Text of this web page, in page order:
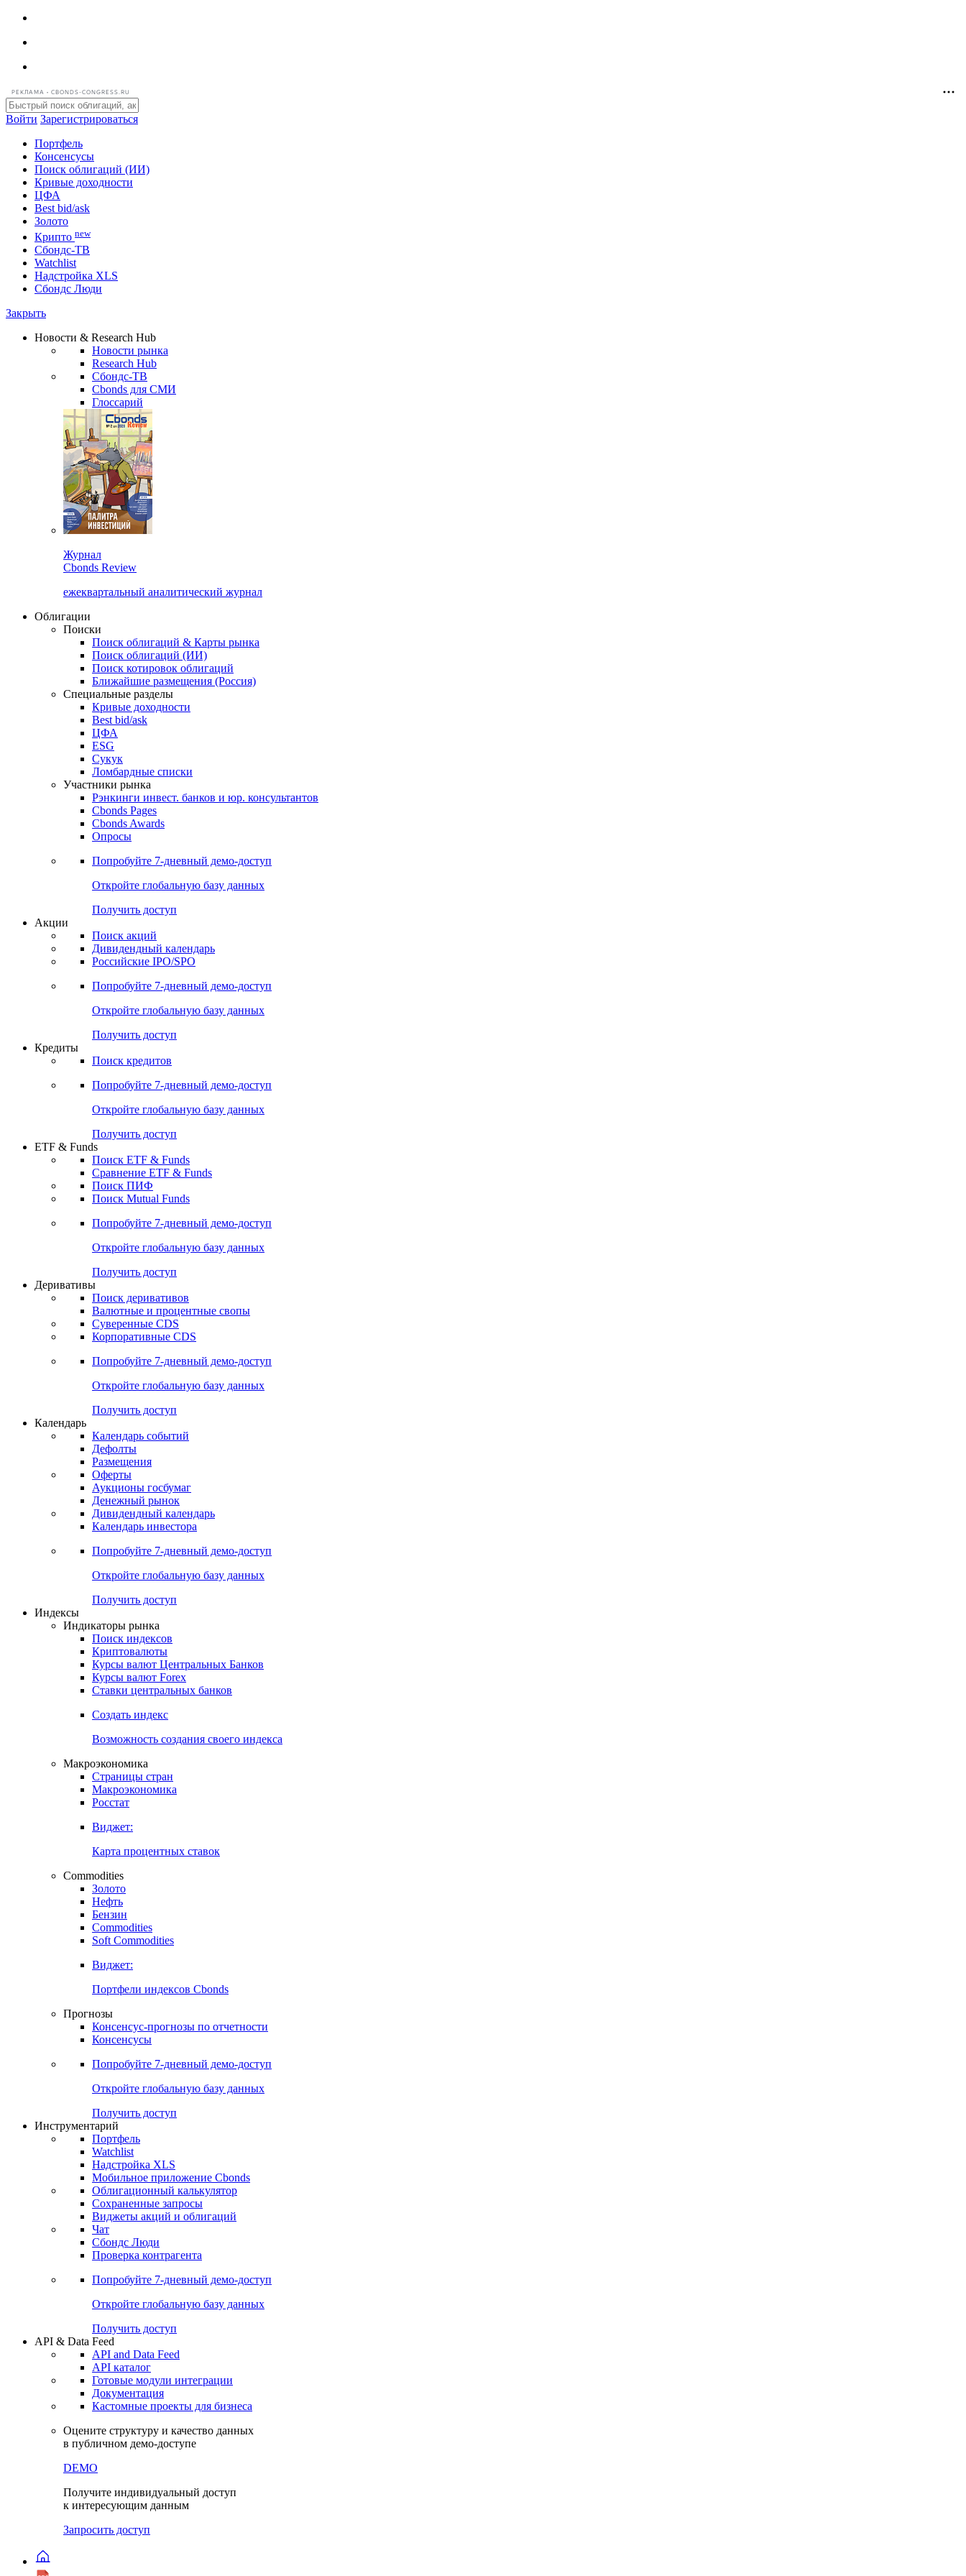
РЕКЛАМА • CBONDS-CONGRESS.RU
Войти Зарегистрироваться
Портфель
Консенсусы
Поиск облигаций (ИИ)
Кривые доходности
ЦФА
Best bid/ask
Золото
Криптоnew
Сбондс-ТВ
Надстройка XLS
Сбондс Люди
Новости & Research Hub
Новости рынка
Research Hub
Сбондс-ТВ
Cbonds для СМИ
Глоссарий
Журнал
Cbonds Review
ежеквартальный аналитический журнал
Облигации
Поиски
Поиск облигаций & Карты рынка
Поиск облигаций (ИИ)
Поиск котировок облигаций
Ближайшие размещения (Россия)
Специальные разделы
Кривые доходности
Best bid/ask
ЦФА
ESG
Сукук
Ломбардные списки
Участники рынка
Рэнкинги инвест. банков и юр. консультантов
Cbonds Pages
Cbonds Awards
Опросы
Попробуйте7-дневный
Откройте глобальную базу данных
Получить доступ
Акции
Поиск акций
Дивидендный календарь
Российские IPO/SPO
Попробуйте7-дневный
Откройте глобальную базу данных
Получить доступ
Кредиты
Поиск кредитов
Попробуйте7-дневный
Откройте глобальную базу данных
Получить доступ
ETF & Funds
Поиск ETF & Funds
Сравнение ETF & Funds
Поиск ПИФ
Поиск Mutual Funds
Попробуйте7-дневный
Откройте глобальную базу данных
Получить доступ
Деривативы
Поиск деривативов
Валютные и процентные свопы
Суверенные CDS
Корпоративные CDS
Попробуйте7-дневный
Откройте глобальную базу данных
Получить доступ
Календарь
Календарь событий
Дефолты
Размещения
Оферты
Аукционы госбумаг
Денежный рынок
Дивидендный календарь
Календарь инвестора
Попробуйте7-дневный
Получить доступ
Индикаторы рынка
Поиск индексов
Криптовалюты
Курсы валют Центральных Банков
Курсы валют Forex
Ставки центральных банков
Создать индекс
Возможность создания своего индекса
Макроэкономика
Страницы стран
Макроэкономика
Росстат
Виджет:
Карта процентных ставок
Commodities
Золото
Нефть
Бензин
Commodities
Soft Commodities
Виджет:
Портфели индексов Cbonds
Прогнозы
Консенсус-прогнозы по отчетности
Консенсусы
Попробуйте7-дневный
Откройте глобальную базу данных
Получить доступ
Инструментарий
Портфель
Watchlist
Надстройка XLS
Мобильное приложение Cbonds
Облигационный калькулятор
Сохраненные запросы
Виджеты акций и облигаций
Чат
Сбондс Люди
Проверка контрагента
Попробуйте7-дневный
Откройте глобальную базу данных
Получить доступ
API & Data Feed
API and Data Feed
API каталог
Документация
Кастомные проекты для бизнеса
Оцените структуру и качество данных
в публичном демо-доступе
DEMO
Получите индивидуальный доступ